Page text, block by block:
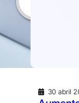
30 abril